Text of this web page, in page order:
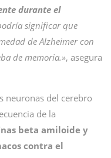
durante el
significar que
de Alzheimer con
de memoria.», asegura
neuronas del cerebro
de la
beta amiloide y
contra el